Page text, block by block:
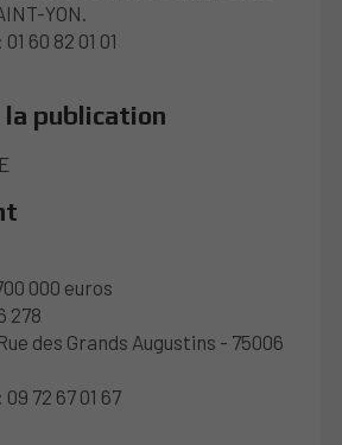
YON.
60 82 01 01
publication
000 euros
278
des Grands Augustins - 75006
72 67 01 67